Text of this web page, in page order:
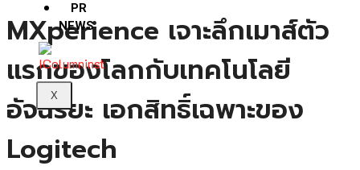
PR
NEWS
X
MXperience เจาะลึกเมาส์ตัว
แรกของโลกกับเทคโนโลยี
อัจฉริยะ เอกสิทธิ์เฉพาะของ
Logitech